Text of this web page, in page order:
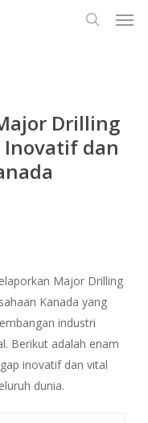
Drilling
Inovatif dan
Major Drilling
Kanada yang
industri
Berikut adalah enam
inovatif dan vital
dunia.